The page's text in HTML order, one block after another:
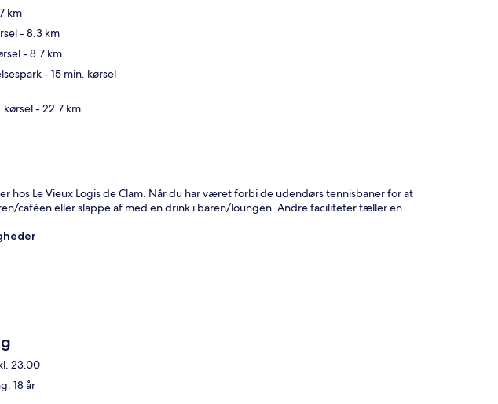
km
- 8.3 km
- 8.7 km
- 15 min. kørsel
kørsel- 22.7 km
hos Le Vieux Logis de Clam. Når du har været forbi de udendørs tennisbaner for at
caféen eller slappe af med en drink i baren/loungen. Andre faciliteter tæller en
23.00
18 år